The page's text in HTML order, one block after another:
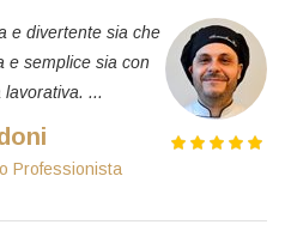
e divertente sia che
e semplice sia con
lavorativa. ...
Professionista